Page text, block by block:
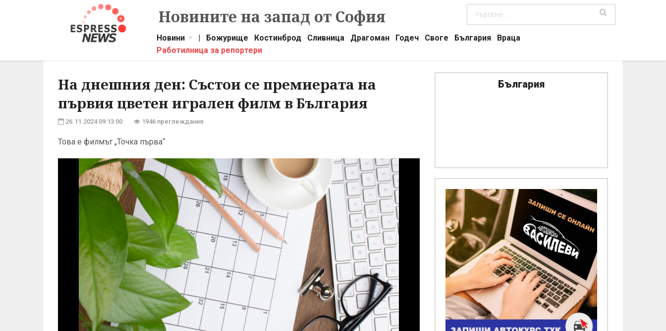
Новините на запад от София
Новини | Божурище Костинброд Сливница Драгоман Годеч Своге България
Враца
Работилница за репортери
На днешния ден: Състои се премиерата на
първия цветен игрален филм в България
26.11.2024 09:13:00 1946 преглеждания
Това е филмът „Точка първа“
България